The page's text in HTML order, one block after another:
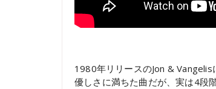
1980年リリースのJon & Vangelis
優しさに満ちた曲だが、実は4段